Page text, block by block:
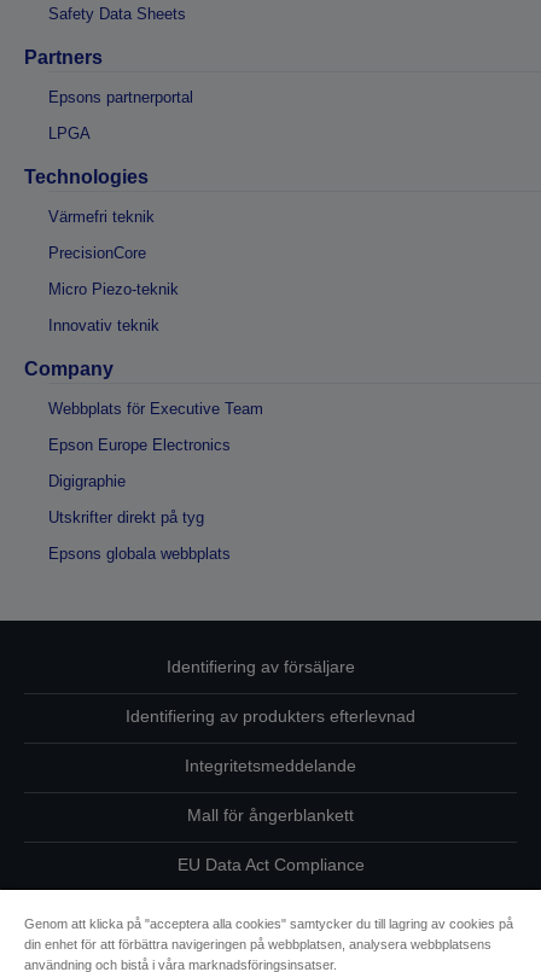
Safety Data Sheets
Partners
Epsons partnerportal
LPGA
Technologies
Värmefri teknik
PrecisionCore
Micro Piezo-teknik
Innovativ teknik
Company
Webbplats för Executive Team
Epson Europe Electronics
Digigraphie
Utskrifter direkt på tyg
Epsons globala webbplats
Identifiering av försäljare
Identifiering av produkters efterlevnad
Integritetsmeddelande
Mall för ångerblankett
EU Data Act Compliance
Kontakta oss angående dina uppgifter
Information om cookies
Genom att klicka på "acceptera alla cookies" samtycker du till lagring av cookies på
din enhet för att förbättra navigeringen på webbplatsen, analysera webbplatsens
användning och bistå i våra marknadsföringsinsatser.